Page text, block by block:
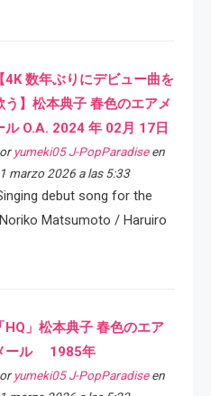
【4K 数年ぶりにデビュー曲を
う】松本典子 春色のエアメ
ル O.A. 2024 年 02月 17日
yumeki05 J-PopParadiseen
marzo 2026 a las 5:33
debut song for the
Matsumoto / Haruiro
「HQ」松本典子 春色のエア
ール 1985年
yumeki05 J-PopParadiseen